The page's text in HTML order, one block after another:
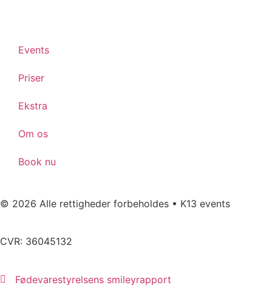
Events
Priser
Ekstra
Om os
Book nu
© 2026 Alle rettigheder forbeholdes • K13 events
CVR: 36045132
Fødevarestyrelsens smileyrapport